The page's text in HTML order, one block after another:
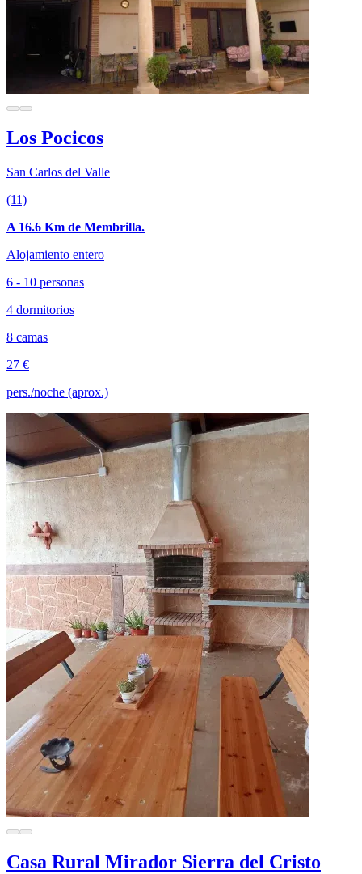
Los Pocicos
San Carlos del Valle
(11)
A 16.6 Km de Membrilla.
Alojamiento entero
6 - 10 personas
4 dormitorios
8 camas
27 €
pers./noche (aprox.)
Casa Rural Mirador Sierra del Cristo